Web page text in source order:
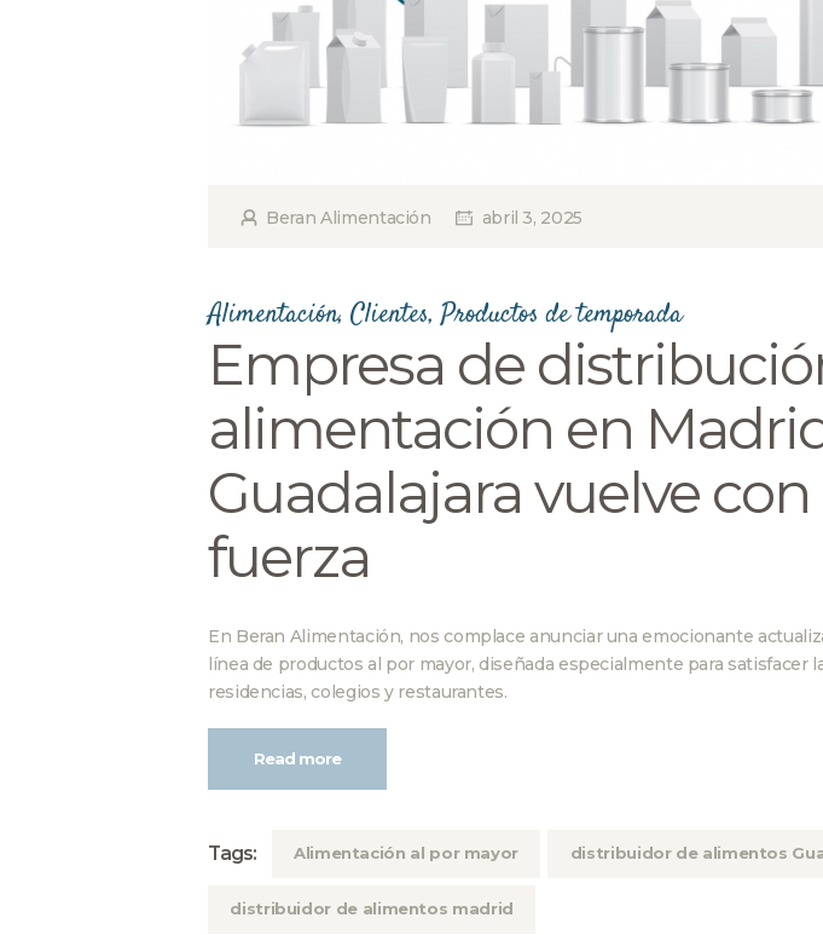
Beran Alimentación abril 3, 2025
Alimentación, Clientes,Productos de temporada
Empresa de
alimentación en
Guadalajara vuelve
fuerza
En Beran Alimentación, nos complace anunciar una emocionante
línea de productos al por mayor, diseñada especialmente para satisfacer
residencias, colegios y restaurantes.
Read more
Tags: Alimentación al por mayor distribuidor de alimentos
distribuidor de alimentos madrid